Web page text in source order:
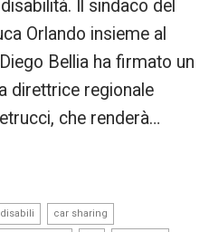
Il sindaco del
Orlando insieme al
Bellia ha firmato un
direttrice regionale
che renderà…
car sharing